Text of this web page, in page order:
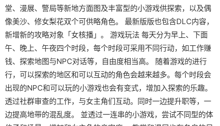
堂、漫展、警局等新地方面图及丰富型的小游戏供探索，以及偶
像美沙、修女梨花双个可供略角色。 最新版版也包含DLC内容，
新增新的攻略对象「女核播」。 游戏玩法 每天分为早上、下面
午、晚上、午夜四个时段，每个时段可采用不同行动，如工作赚
钱、探索地图与NPC对话等，自由度相当高。 随着游戏的进行
行，可以探索的地区和可以互动的角色会越来越多。每个时段会
出现的NPC和可以玩的小游戏也会有变式，增加入探索的乐趣。
透过社群审查的工作，与女主角们互动。同时一边提升职等，一
边提高地带的混乱度。 並透过一连串的小游戏，尝试不同型的体